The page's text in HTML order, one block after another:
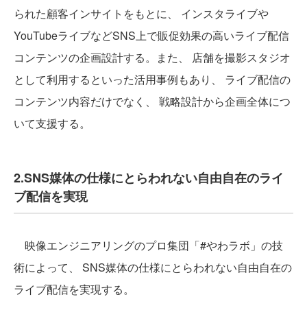
られた顧客インサイトをもとに、 インスタライブや
YouTubeライブなどSNS上で販促効果の高いライブ配信
コンテンツの企画設計する。また、 店舗を撮影スタジオ
として利用するといった活用事例もあり、 ライブ配信の
コンテンツ内容だけでなく、 戦略設計から企画全体につ
いて支援する。
2.SNS媒体の仕様にとらわれない自由自在のライ
ブ配信を実現
映像エンジニアリングのプロ集団「#やわラボ」の技
術によって、 SNS媒体の仕様にとらわれない自由自在の
ライブ配信を実現する。